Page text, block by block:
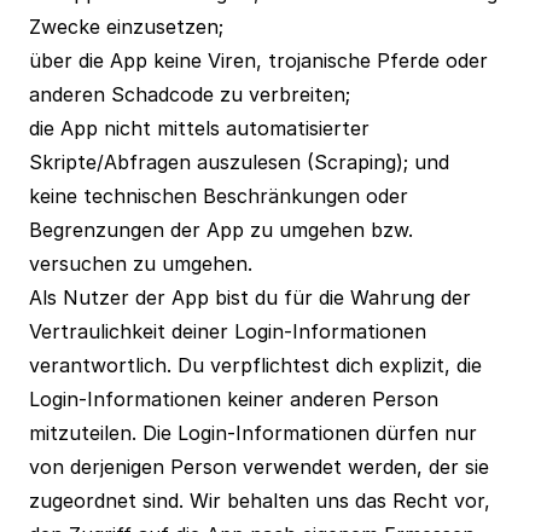
Zwecke einzusetzen;
über die App keine Viren, trojanische Pferde oder
anderen Schadcode zu verbreiten;
die App nicht mittels automatisierter
Skripte/Abfragen auszulesen (Scraping); und
keine technischen Beschränkungen oder
Begrenzungen der App zu umgehen bzw.
versuchen zu umgehen.
Als Nutzer der App bist du für die Wahrung der
Vertraulichkeit deiner Login-Informationen
verantwortlich. Du verpflichtest dich explizit, die
Login-Informationen keiner anderen Person
mitzuteilen. Die Login-Informationen dürfen nur
von derjenigen Person verwendet werden, der sie
zugeordnet sind. Wir behalten uns das Recht vor,